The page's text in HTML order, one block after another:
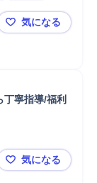
自動車
係長
＼賞与5.4
気になる
寧指導/福利
福井市【自
気になる